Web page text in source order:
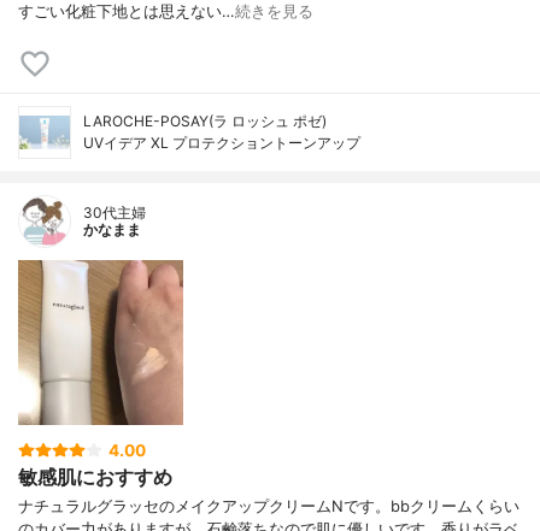
すごい化粧下地とは思えない…続きを見る
LAROCHE-POSAY(ラ ロッシュ ポゼ)
UVイデア XL プロテクショントーンアップ
30代主婦
かなまま
4.00
敏感肌におすすめ
ナチュラルグラッセのメイクアップクリームNです。bbクリームくらい